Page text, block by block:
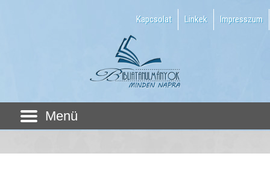
Kapcsolat Linkek Impresszum
Menü